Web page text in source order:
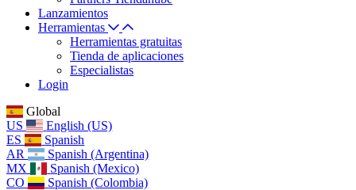
Lanzamientos
Herramientas
Herramientas gratuitas
Tienda de aplicaciones
Especialistas
Login
Global
US
English (US)
ES
Spanish
AR
Spanish (Argentina)
MX
Spanish (Mexico)
CO
Spanish (Colombia)